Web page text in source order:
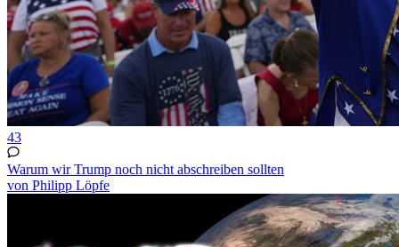
43
Warum wir Trump noch nicht abschreiben sollten
von Philipp Löpfe